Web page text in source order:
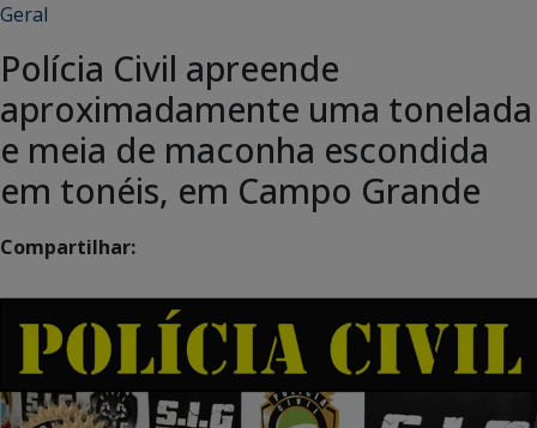
Geral
Polícia Civil apreende
aproximadamente uma tonelada
e meia de maconha escondida
em tonéis, em Campo Grande
Compartilhar: